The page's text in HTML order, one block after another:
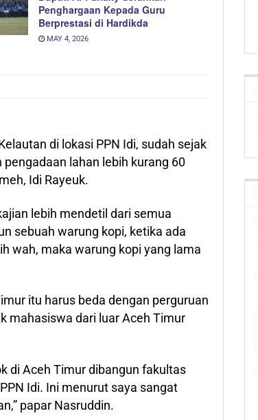
Penghargaan Kepada Guru
Berprestasi di Hardikda
MAY 4, 2026
di lokasi PPN Idi, sudah sejak
lahan lebih kurang 60
Idi Rayeuk.
lebih mendetil dari semua
sebuah warung kopi, ketika ada
wah, maka warung kopi yang lama
itu harus beda dengan perguruan
mahasiswa dari luar Aceh Timur
di Aceh Timur dibangun fakultas
Idi. Ini menurut saya sangat
papar Nasruddin.